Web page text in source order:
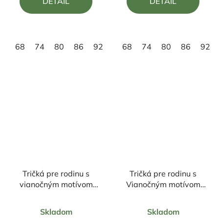
z
68 74 80 86 92 110 122 134
z
68 74 80 86 92
Tričká pre rodinu s
vianočným motívom
hodnotenie
Skladom
Tričká pre rodinu s
Vianočným motívom
hodnotenie
Skladom